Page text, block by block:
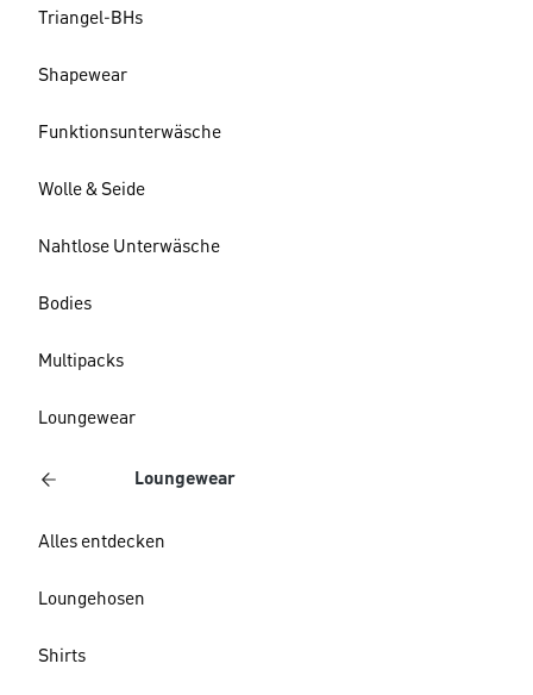
Triangel-BHs
Shapewear
Funktionsunterwäsche
Wolle & Seide
Nahtlose Unterwäsche
Bodies
Multipacks
Loungewear
Loungewear
Alles entdecken
Loungehosen
Shirts